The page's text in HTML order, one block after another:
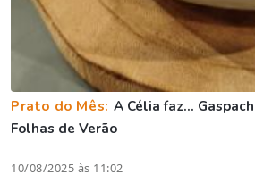
Prato do Mês: A Célia faz...
Folhas de Verão
10/08/2025 às 11:02